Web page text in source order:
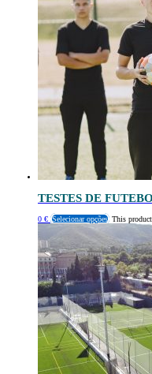
TESTES DE
0 € Selecionar opções This